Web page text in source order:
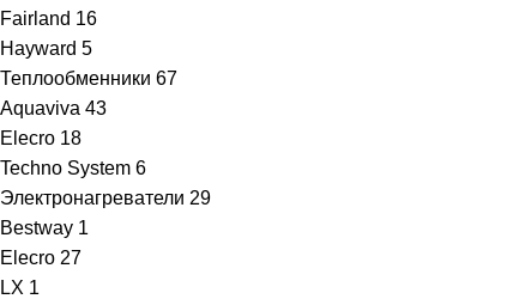
Fairland 16
Hayward 5
Теплообменники 67
Aquaviva 43
Elecro 18
Techno System 6
Электронагреватели 29
Bestway 1
Elecro 27
LX 1